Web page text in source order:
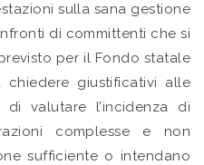
sulla sana gestione
di committenti che si
per il Fondo statale
giustificativi alle
valutare l’incidenza di
complesse e non
sufficiente o intendano